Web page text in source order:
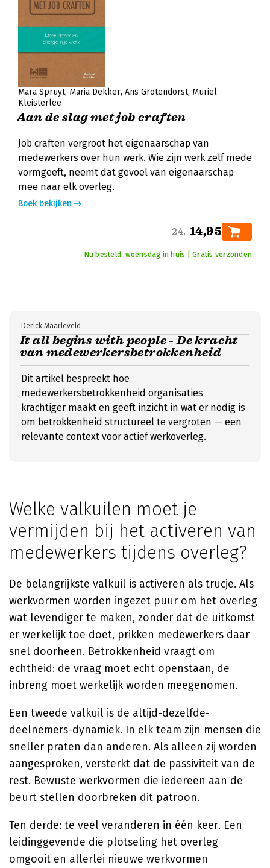
Mara Spruyt Maria Dekker Ans Grotendorst Muriel
Kleisterlee
Aan de slag met job craften
Job craften vergroot het eigenaarschap van
medewerkers over hun werk. Wie zijn werk zelf mede
vormgeeft, neemt dat gevoel van eigenaarschap
mee naar elk overleg.
Boek bekijken
24,-14,95
Nu besteld, woensdag in huis | Gratis verzonden
It all begins with people - De kracht
van medewerkersbetrokkenheid
Derick Maarleveld
Dit artikel bespreekt hoe
medewerkersbetrokkenheid organisaties
krachtiger maakt en geeft inzicht in wat er nodig is
om betrokkenheid structureel te vergroten — een
relevante context voor actief werkoverleg.
Welke valkuilen moet je
vermijden bij het activeren van
medewerkers tijdens overleg?
De belangrijkste valkuil is activeren als trucje. Als
werkvormen worden ingezet puur om het overleg
wat levendiger te maken, zonder dat de uitkomst
er werkelijk toe doet, prikken medewerkers daar
snel doorheen. Betrokkenheid vraagt om
echtheid: de vraag moet echt openstaan, de
inbreng moet werkelijk worden meegenomen.
Een tweede valkuil is de altijd-dezelfde-
deelnemers-dynamiek. In elk team zijn mensen die
sneller praten dan anderen. Als alleen zij worden
aangesproken, versterkt dat de passiviteit van de
rest. Bewuste werkvormen die iedereen aan de
beurt stellen doorbreken dit patroon.
Ten derde: te veel veranderen in één keer. Een
leidinggevende die plotseling het overleg
omgooit en allerlei nieuwe werkvormen